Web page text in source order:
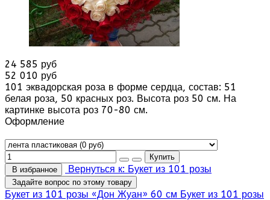
24 585 руб
52 010 руб
101 эквадорская роза в форме сердца, состав: 51
белая роза, 50 красных роз. Высота роз 50 см. На
картинке высота роз 70-80 см.
Оформление
В избранное Вернуться к: Букет из 101 розы
Задайте вопрос по этому товару
Букет из 101 розы «Дон Жуан» 60 см Букет из 101 розы